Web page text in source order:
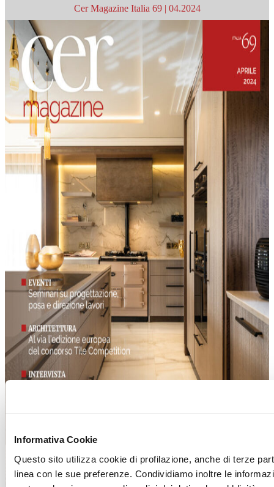
Informativa Cookie
Questo sito utilizza cookie di profilazione, anche di terze
linea con le sue preferenze. Condividiamo inoltre le
Cer Magazine Italia 69 | 04.2024